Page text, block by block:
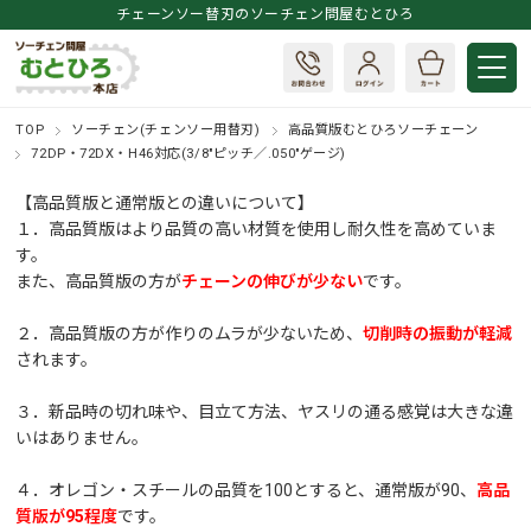
チェーンソー替刃のソーチェン問屋むとひろ
TOP ソーチェン(チェンソー用替刃)
高品質版むとひろソーチェーン
72DP・72DX・H46対応(3/8"ピッチ／.050"ゲージ)
【高品質版と通常版との違いについて】
１．高品質版はより品質の高い材質を使用し耐久性を高めていま
す。
また、高品質版の方がチェーンの伸びが少ないです。
２．高品質版の方が作りのムラが少ないため、切削時の振動が軽減
されます。
３．新品時の切れ味や、目立て方法、ヤスリの通る感覚は大きな違
いはありません。
４．オレゴン・スチールの品質を100とすると、通常版が90、 高品
質版が95程度です。